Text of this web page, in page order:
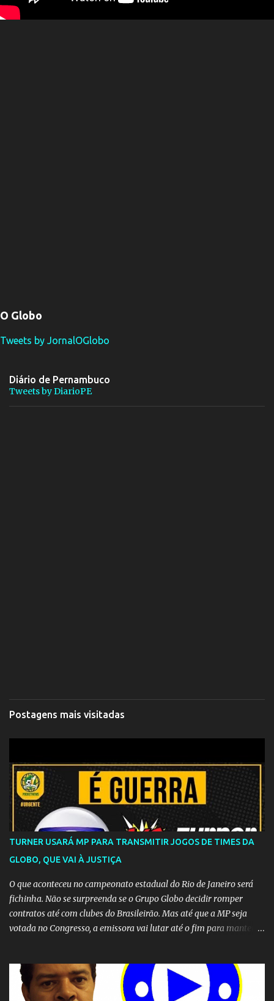
O Globo
Tweets by JornalOGlobo
Diário de Pernambuco
Tweets by DiarioPE
Postagens mais visitadas
TURNER USARÁ MP PARA TRANSMITIR JOGOS DE TIMES DA
GLOBO, QUE VAI À JUSTIÇA
O que aconteceu no campeonato estadual do Rio de Janeiro será
fichinha. Não se surpreenda se o Grupo Globo decidir romper
contratos até com clubes do Brasileirão. Mas até que a MP seja
votada no Congresso, a emissora vai lutar até o fim para manter o